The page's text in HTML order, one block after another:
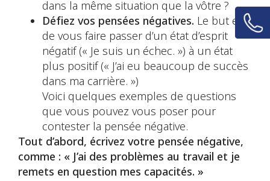
dans la même situation que la vôtre ?
Défiez vos pensées négatives. Le but est
de vous faire passer d’un état d’esprit
négatif (« Je suis un échec. ») à un état
plus positif (« J’ai eu beaucoup de succès
dans ma carrière. »)
Voici quelques exemples de questions
que vous pouvez vous poser pour
contester la pensée négative.
Tout d’abord, écrivez votre pensée négative,
comme : « J’ai des problèmes au travail et je
remets en question mes capacités. »